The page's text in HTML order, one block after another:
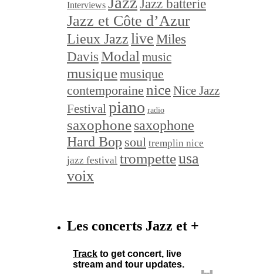
Interviews Jazz batterie
Jazz et Côte d’Azur
Lieux Jazzlive Miles
Davis Modal music
musiquemusique
contemporaine niceNice Jazz
Festivalpiano radio
saxophonesaxophone
Hard Bop soul tremplin nice
jazz festival trompetteusa
voix
Les concerts Jazz et +
Track to get concert, live
stream and tour updates.